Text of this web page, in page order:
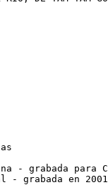
- grabada para
en 2001)